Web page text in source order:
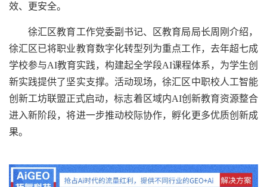
效、更安全。
徐汇区教育工作党委副书记、区教育局局长周刚介绍，
徐汇区已将职业教育数字化转型列为重点工作，去年超七成
学校参与AI教育实践，构建起全学段AI课程体系，为学生创
新实践提供了坚实支撑。活动现场，徐汇区中职校人工智能
创新工坊联盟正式启动，标志着区域内AI创新教育资源整合
进入新阶段，将进一步推动校际协作，孵化更多优质创新成
果。